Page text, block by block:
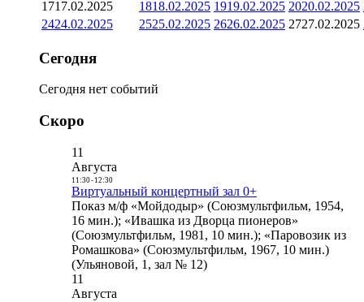
1717.02.2025 1818.02.2025 1919.02.2025 2020.02.2025
2424.02.2025 2525.02.2025 2626.02.2025 2727.02.2025
Сегодня
Сегодня нет событий
Скоро
11
Августа
11:30- 12:30
Виртуальный концертный зал 0+
Показ м/ф «Мойдодыр» (Союзмультфильм, 1954,
16 мин.); «Ивашка из Дворца пионеров»
(Союзмультфильм, 1981, 10 мин.); «Паровозик из
Ромашкова» (Союзмультфильм, 1967, 10 мин.)
(Ульяновой, 1, зал № 12)
11
Августа